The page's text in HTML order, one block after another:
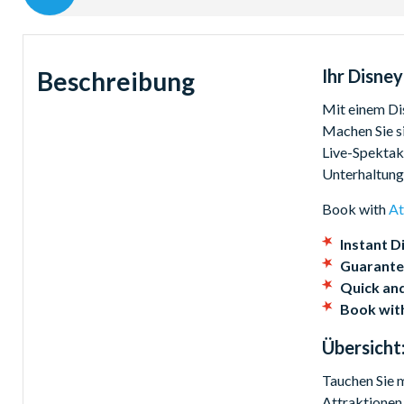
Disneyland Park und Walt Disney Studios Park sind jetzt
Um einen Disney Paris-Themenpark zu betreten, ist
Datierte Disney Paris-Tickets beinhalten automatisch
Mit undatierten Tickets müssen Sie Ihre Besuchstage
Sie dann Ihr(e) Disney Paris-Ticket(s), bevor Sie mit
Erfahren Sie mehr über das Disney Advance
Beschreibung Ihr
Mit einem
Machen Sie
Live-
Book with
Instant
Quick
Book
Tauchen